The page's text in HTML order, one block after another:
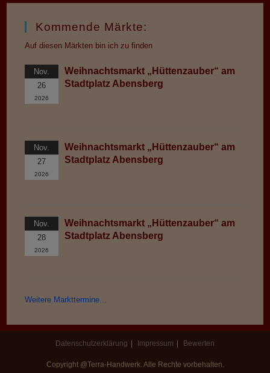
Kommende Märkte:
Auf diesen Märkten bin ich zu finden
Nov.
26
2026
Weihnachtsmarkt „Hüttenzauber“ am
Stadtplatz Abensberg
Nov.
27
2026
Weihnachtsmarkt „Hüttenzauber“ am
Stadtplatz Abensberg
Nov.
28
2026
Weihnachtsmarkt „Hüttenzauber“ am
Stadtplatz Abensberg
Weitere Markttermine...
Datenschutzerklärung Impressum Bewerten
Copyright @Terra-Handwerk. Alle Rechte vorbehalten.